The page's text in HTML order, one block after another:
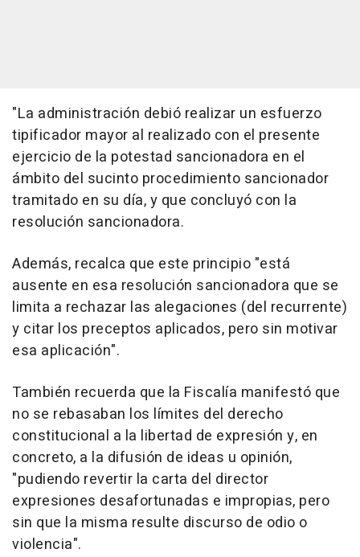
"La administración debió realizar un esfuerzo
tipificador mayor al realizado con el presente
ejercicio de la potestad sancionadora en el
ámbito del sucinto procedimiento sancionador
tramitado en su día, y que concluyó con la
resolución sancionadora.
Además, recalca que este principio "está
ausente en esa resolución sancionadora que se
limita a rechazar las alegaciones (del recurrente)
y citar los preceptos aplicados, pero sin motivar
esa aplicación".
También recuerda que la Fiscalía manifestó que
no se rebasaban los límites del derecho
constitucional a la libertad de expresión y, en
concreto, a la difusión de ideas u opinión,
"pudiendo revertir la carta del director
expresiones desafortunadas e impropias, pero
sin que la misma resulte discurso de odio o
violencia".